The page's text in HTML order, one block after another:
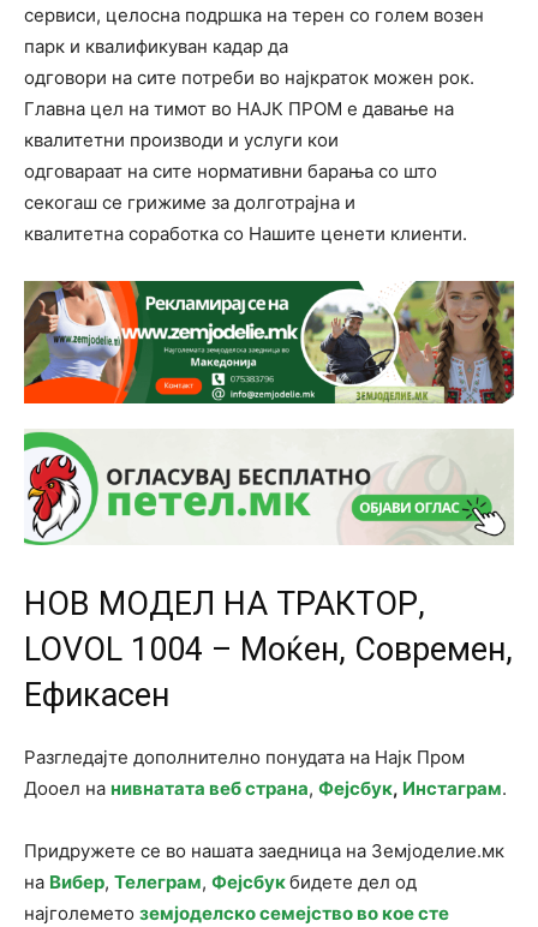
сервиси, целосна подршка на терен со голем возен
парк и квалификуван кадар да
одговори на сите потреби во најкраток можен рок.
Главна цел на тимот во НАЈК ПРОМ е давање на
квалитетни производи и услуги кои
одговараат на сите нормативни барања со што
секогаш се грижиме за долготрајна и
квалитетна соработка со Нашите ценети клиенти.
НОВ МОДЕЛ НА ТРАКТОР,
LOVOL 1004 – Моќен, Современ,
Ефикасен
Разгледајте дополнително понудата на Најк Пром
Дооел на нивнатата веб страна, Фејсбук, Инстаграм.
Придружете се во нашата заедница на Земјоделие.мк
на Вибер, Телеграм, Фејсбукбидете дел од
најголемето земјоделско семејство во кое сте